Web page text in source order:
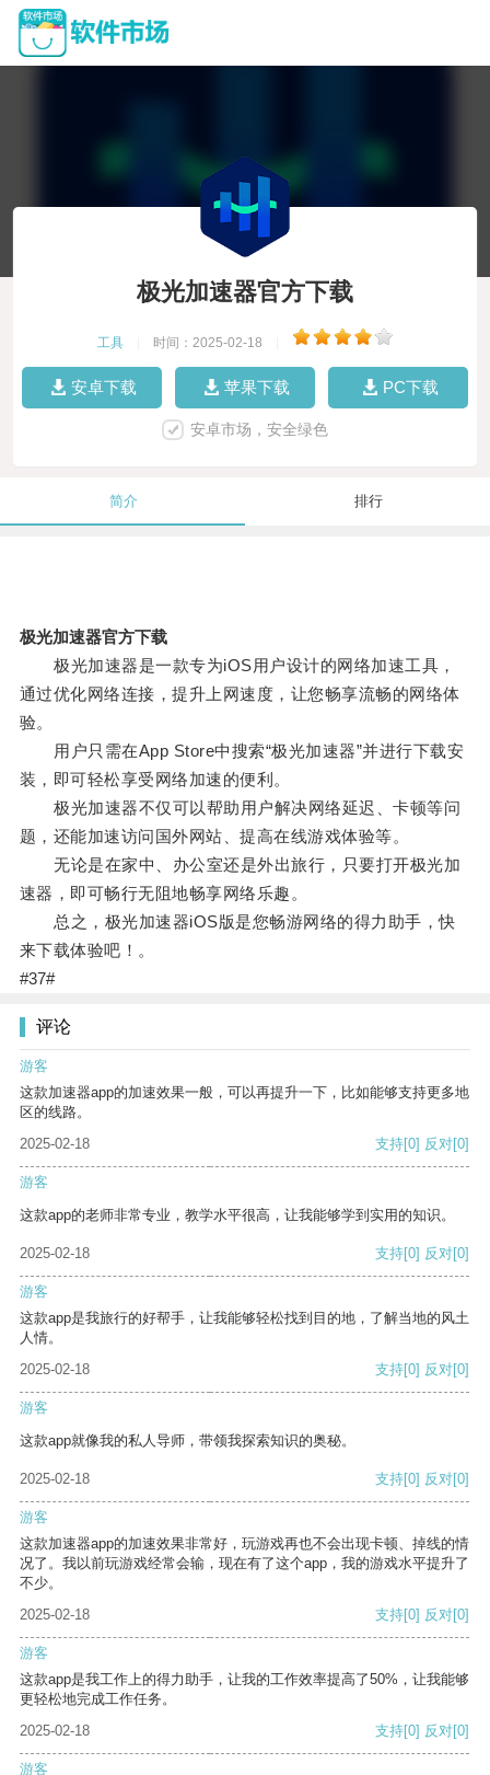
极光加速器官方下载
工具 时间：2025-02-18
安卓下载 苹果下载 PC下载
安卓市场，安全绿色
简介 排行
极光加速器官方下载
极光加速器是一款专为iOS用户设计的网络加速工具，
通过优化网络连接，提升上网速度，让您畅享流畅的网络体
验。
用户只需在App Store中搜索“极光加速器”并进行下载安
装，即可轻松享受网络加速的便利。
极光加速器不仅可以帮助用户解决网络延迟、卡顿等问
题，还能加速访问国外网站、提高在线游戏体验等。
无论是在家中、办公室还是外出旅行，只要打开极光加
速器，即可畅行无阻地畅享网络乐趣。
总之，极光加速器iOS版是您畅游网络的得力助手，快
来下载体验吧！。
#37#
评论
游客
这款加速器app的加速效果一般，可以再提升一下，比如能够支持更多地
区的线路。
2025-02-18
支持[0] 反对[0]
游客
这款app的老师非常专业，教学水平很高，让我能够学到实用的知识。
2025-02-18 支持[0] 反对[0]
游客
这款app是我旅行的好帮手，让我能够轻松找到目的地，了解当地的风土
人情。
2025-02-18
支持[0] 反对[0]
游客
这款app就像我的私人导师，带领我探索知识的奥秘。
2025-02-18 支持[0] 反对[0]
游客
这款加速器app的加速效果非常好，玩游戏再也不会出现卡顿、掉线的情
况了。我以前玩游戏经常会输，现在有了这个app，我的游戏水平提升了
不少。
2025-02-18
支持[0] 反对[0]
游客
这款app是我工作上的得力助手，让我的工作效率提高了50%，让我能够
更轻松地完成工作任务。
2025-02-18
支持[0] 反对[0]
游客